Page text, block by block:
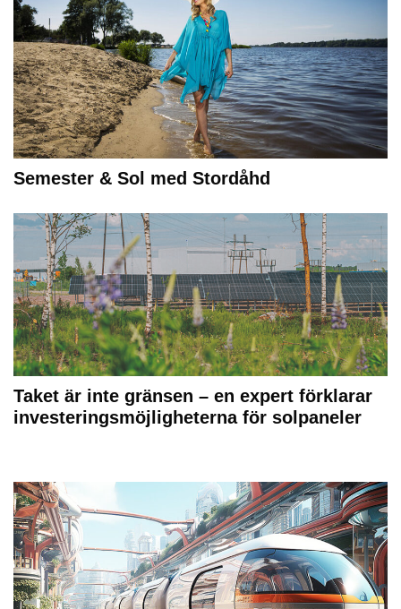
Semester & Sol med Stordåhd
Taket är inte gränsen – en expert förklarar
investeringsmöjligheterna för solpaneler